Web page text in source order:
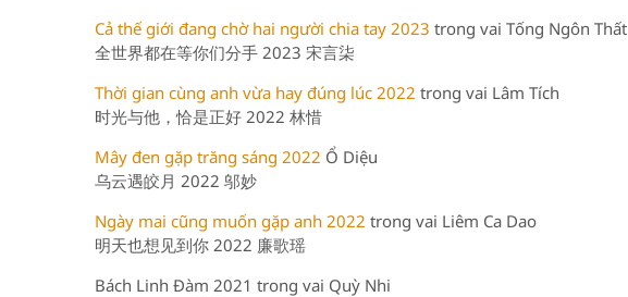
Cả thế giới đang chờ hai người chia tay 2023 trong vai Tống Ngôn Thất
全世界都在等你们分手 2023 宋言柒
Thời gian cùng anh vừa hay đúng lúc 2022 trong vai Lâm Tích
时光与他，恰是正好 2022 林惜
Mây đen gặp trăng sáng 2022 Ổ Diệu
乌云遇皎月 2022 邬妙
Ngày mai cũng muốn gặp anh 2022 trong vai Liêm Ca Dao
明天也想见到你 2022 廉歌瑶
Bách Linh Đàm 2021 trong vai Quỳ Nhi